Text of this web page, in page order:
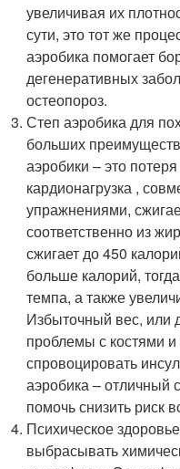
увеличивая их
сути, это тот же
аэробика помогает
дегенеративных
остеопороз.
Степ аэробика для
больших
аэробики – это
кардионагрузка ,
упражнениями,
соответственно из
сжигает до 450
больше калорий,
темпа, а также
Избыточный вес, или
проблемы с костями
спровоцировать
аэробика – отличный
помочь снизить риск
Психическое
выбрасывать